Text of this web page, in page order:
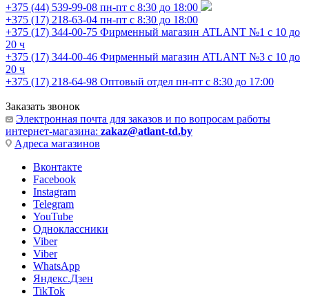
+375 (44) 539-99-08 пн-пт с 8:30 до 18:00
+375 (17) 218-63-04 пн-пт с 8:30 до 18:00
+375 (17) 344-00-75 Фирменный магазин ATLANT №1 с 10 до
20 ч
+375 (17) 344-00-46 Фирменный магазин ATLANT №3 с 10 до
20 ч
+375 (17) 218-64-98 Оптовый отдел пн-пт с 8:30 до 17:00
Заказать звонок
Электронная почта для заказов и по вопросам работы
интернет-магазина: zakaz@atlant-td.by
Адреса магазинов
Вконтакте
Facebook
Instagram
Telegram
YouTube
Одноклассники
Viber
Viber
WhatsApp
Яндекс.Дзен
TikTok